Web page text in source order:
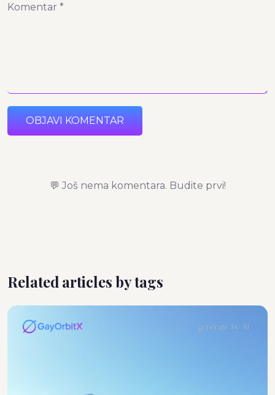
Komentar *
OBJAVI KOMENTAR
💬 Još nema komentara. Budite prvi!
Related articles by tags